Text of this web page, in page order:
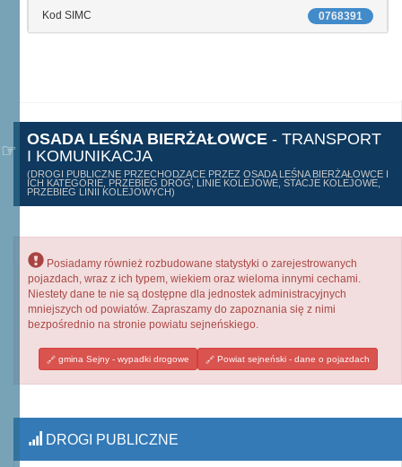
0768391
Kod SIMC
OSADA LEŚNA BIERŻAŁOWCE - TRANSPORT
I KOMUNIKACJA
(DROGI PUBLICZNE PRZECHODZĄCE PRZEZ OSADA LEŚNA BIERŻAŁOWCE I
ICH KATEGORIE, PRZEBIEG DRÓG, LINIE KOLEJOWE, STACJE KOLEJOWE,
PRZEBIEG LINII KOLEJOWYCH)
Posiadamy również rozbudowane statystyki o zarejestrowanych
pojazdach, wraz z ich typem, wiekiem oraz wieloma innymi cechami.
Niestety dane te nie są dostępne dla jednostek administracyjnych
mniejszych od powiatów. Zapraszamy do zapoznania się z nimi
bezpośrednio na stronie powiatu sejneńskiego.
gmina Sejny - wypadki drogowe Powiat sejneński - dane o pojazdach
DROGI PUBLICZNE